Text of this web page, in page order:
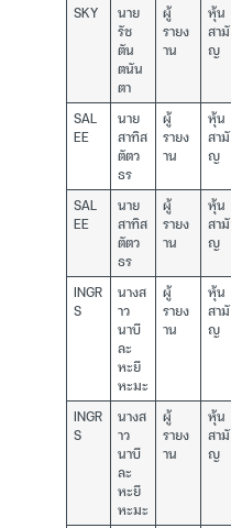
SKY
นาย
รัช
ตัน
ตนัน
ตา
ผู้
รายง
าน
หุ้น
สามั
ญ
SAL
EE
นาย
สาทิส
ตัตว
ธร
ผู้
รายง
าน
หุ้น
สามั
ญ
SAL
EE
นาย
สาทิส
ตัตว
ธร
ผู้
รายง
าน
หุ้น
สามั
ญ
INGR
S
นางส
าว
นาบี
ละ
หะยี
หะมะ
ผู้
รายง
าน
หุ้น
สามั
ญ
INGR
S
นางส
าว
นาบี
ละ
หะยี
หะมะ
ผู้
รายง
าน
หุ้น
สามั
ญ